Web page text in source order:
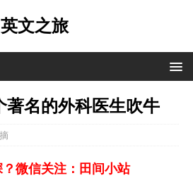
英文之旅
著名的外科医生吹牛
微信关注：田间小站